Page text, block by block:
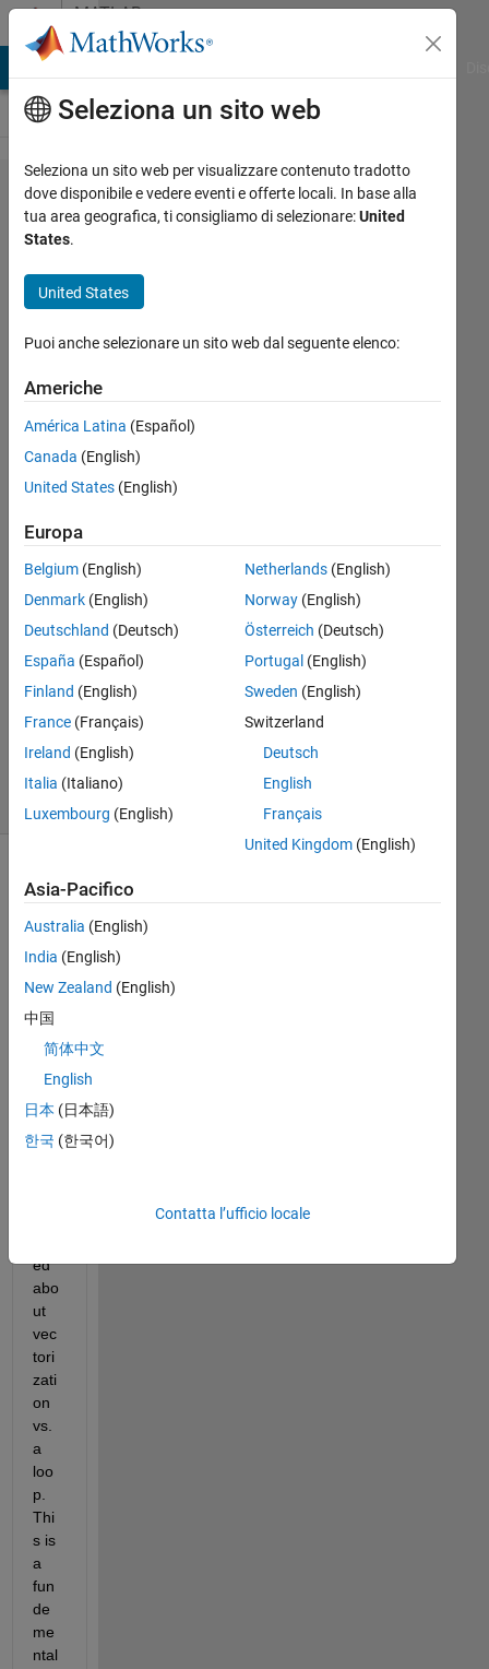
Vai al contenutoMATLAB
Answers
What is
vectorization?
vectorization
loops?
Hans
11 Ott
1
Risposta
Risposta
accettata
Aggiornato
2023
26
Visualizzazioni
(30 giorni)
Ov
er
at
ddit
ed
abo
ut
vec
tori
zati
on
vs.
a
loo
p.
Thi
s is
a
fun
de
me
ntal
Seleziona un sito web
Seleziona un sito web per visualizzare contenuto tradotto
dove disponibile e vedere eventi e offerte locali. In base alla
tua area geografica, ti consigliamo di selezionare:United
States.
United States
Puoi anche selezionare un sito web dal seguente elenco:
Americhe
América Latina (Español)
Canada (English)
United States (English)
Europa
Belgium (English)
Denmark (English)
Deutschland (Deutsch)
España (Español)
Finland (English)
France (Français)
Ireland (English)
Italia (Italiano)
Luxembourg (English)
Netherlands(English)
Norway(English)
Österreich (Deutsch)
Portugal (English)
Sweden (English)
Switzerland
Deutsch
English
Français
United Kingdom(English)
Asia-Pacifico
Australia (English)
India (English)
New Zealand (English)
中国
简体中文
English
日本 (日本語)
한국 (한국어)
Contatta l’ufficio locale